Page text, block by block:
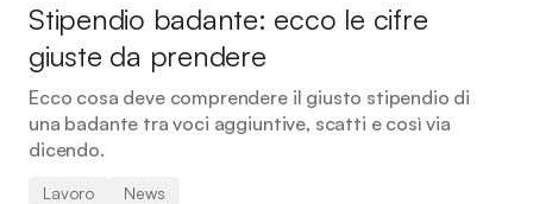
Stipendio badante: ecco le cifre
giuste da prendere
Ecco cosa deve comprendere il giusto stipendio di
una badante tra voci aggiuntive, scatti e così via
dicendo.
Lavoro News